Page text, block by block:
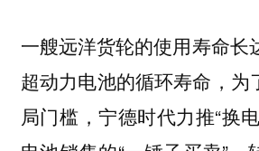
一艘远洋货轮的使用寿命长
超动力电池的循环寿命，为
局门槛，宁德时代力推“换